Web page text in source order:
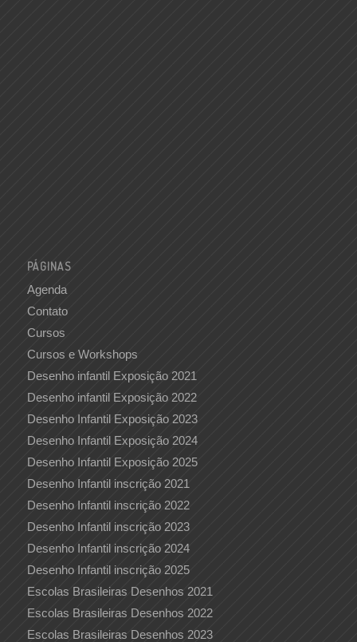
PÁGINAS
Agenda
Contato
Cursos
Cursos e Workshops
Desenho infantil Exposição 2021
Desenho infantil Exposição 2022
Desenho Infantil Exposição 2023
Desenho Infantil Exposição 2024
Desenho Infantil Exposição 2025
Desenho Infantil inscrição 2021
Desenho Infantil inscrição 2022
Desenho Infantil inscrição 2023
Desenho Infantil inscrição 2024
Desenho Infantil inscrição 2025
Escolas Brasileiras Desenhos 2021
Escolas Brasileiras Desenhos 2022
Escolas Brasileiras Desenhos 2023